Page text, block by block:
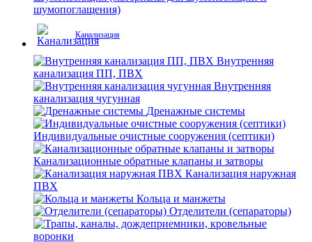
шумопоглащения)
Канализация
Внутренняя
канализация ПП, ПВХ
Внутренняя
канализация чугунная
Дренажные системы
Индивидуальные очистные сооружения (септики)
Канализационные обратные клапаны и затворы
Канализация наружная
ПВХ
Кольца и манжеты
Отделители (сепараторы)